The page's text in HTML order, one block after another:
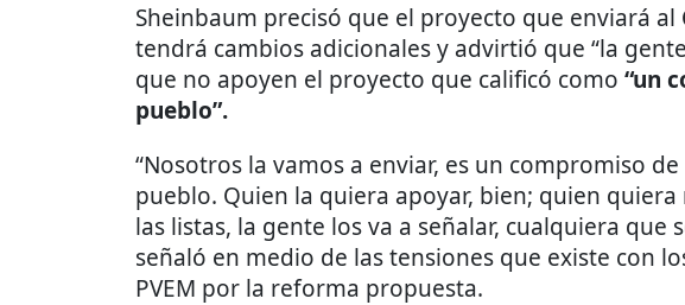
Sheinbaum precisó que el proyecto que enviará al
tendrá cambios adicionales y advirtió que “la
que no apoyen el proyecto que calificó como “un
pueblo”.
“Nosotros la vamos a enviar, es un compromiso
pueblo. Quien la quiera apoyar, bien; quien
las listas, la gente los va a señalar, cualquiera que
señaló en medio de las tensiones que existe con
PVEM por la reforma propuesta.